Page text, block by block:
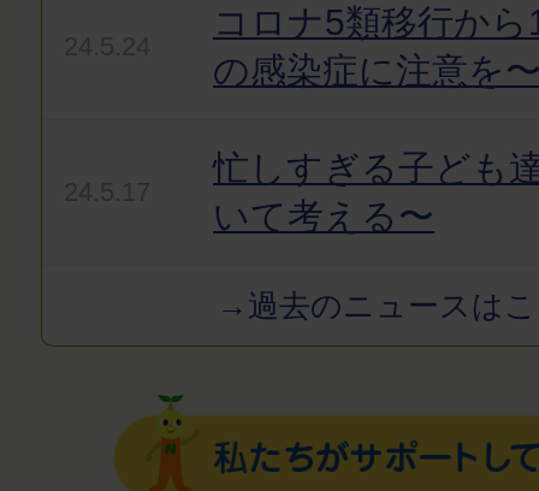
コロナ5類移行か
の感染症に注意を
忙しすぎる子ども
いて考える〜
→過去のニュースは